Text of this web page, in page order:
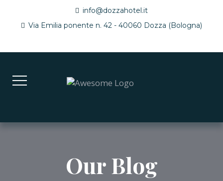
info@dozzahotel.it
Via Emilia ponente n. 42 - 40060 Dozza (Bologna)
Our Blog